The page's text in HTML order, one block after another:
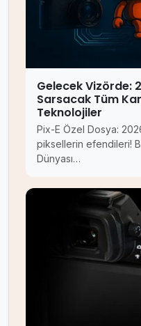
Gelecek Vizörde:
Sarsacak Tüm
Teknolojiler
Pix-E Özel Dosya:
piksellerin efendileri!
Dünyası…